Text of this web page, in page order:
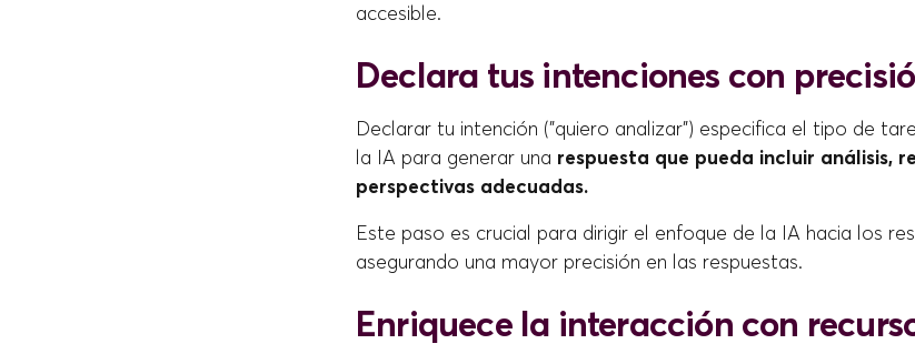
accesible.
Declara tus intenciones con
Declarar tu intención ("quiero analizar") especifica el tipo de
la IA para generar una respuesta que pueda incluir análisis,
perspectivas adecuadas.
Este paso es crucial para dirigir el enfoque de la IA hacia los
asegurando una mayor precisión en las respuestas.
Enriquece la interacción con